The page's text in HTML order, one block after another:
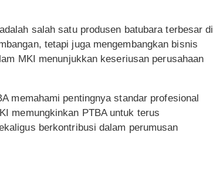
salah satu produsen batubara terbesar di
tetapi juga mengembangkan bisnis
MKI menunjukkan keseriusan perusahaan
memahami pentingnya standar profesional
memungkinkan PTBA untuk terus
berkontribusi dalam perumusan